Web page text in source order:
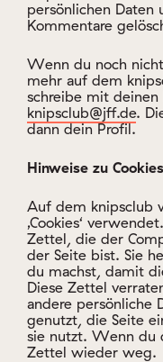
Kommentare
Wenn du noch
mehr auf dem
schreibe mit
knipsclub@jff.de.
dann dein Profil.
Hinweise zu Cookies
Auf dem knipsclub
‚Cookies‘
Zettel, die der
der Seite bist. Sie
du machst, damit
Diese Zettel
andere
genutzt, die Seite
sie nutzt. Wenn
Zettel wieder weg.